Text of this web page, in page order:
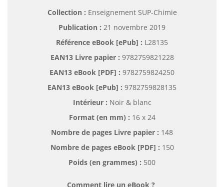
Collection : Enseignement SUP-Chimie
Publication : 21 novembre 2019
Référence eBook [ePub] : L28135
EAN13 Livre papier : 9782759821228
EAN13 eBook [PDF] : 9782759824250
EAN13 eBook [ePub] : 9782759828135
Intérieur : Noir & blanc
Format (en mm) : 16 x 24
Nombre de pages Livre papier : 148
Nombre de pages eBook [PDF] : 150
Poids (en grammes) : 500
Comment lire un eBook ?